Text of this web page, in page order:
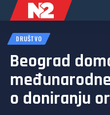
DRUŠTVO
Beograd
o doniranju